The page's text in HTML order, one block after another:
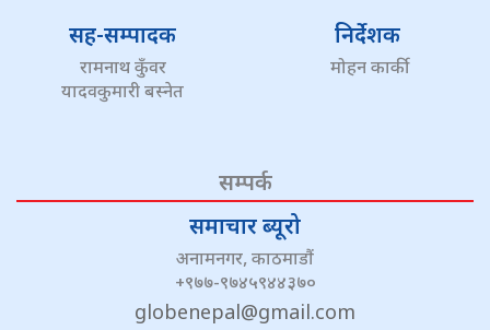
सह-सम्पादक
रामनाथ कुँवर
यादवकुमारी बस्नेत
निर्देशक
मोहन कार्की
सम्पर्क
समाचार ब्यूरो
अनामनगर, काठमाडौं
+९७७-९७४५९४४३७०
globenepal@gmail.com